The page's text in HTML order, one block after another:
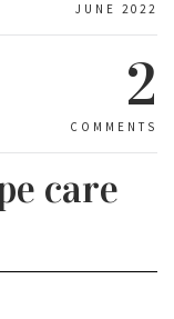
JUNE 2022
2
COMMENTS
care